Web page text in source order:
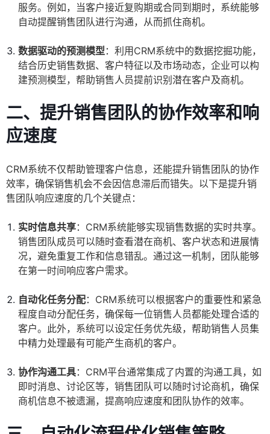
服务。例如，当客户接近复购期或合同到期时，系统能够
自动提醒销售团队进行沟通，从而抓住商机。
数据驱动的预测模型：利用CRM系统中的数据挖掘功能，
结合历史销售数据、客户特征以及市场动态，企业可以构
建预测模型，帮助销售人员提前识别潜在客户及商机。
二、提升销售团队的协作效率和响
应速度
CRM系统不仅帮助管理客户信息，还能提升销售团队的协作
效率，确保销售机会不会因信息滞后而错失。以下是提升销
售团队响应速度的几个关键点：
实时信息共享：CRM系统能够实现销售数据的实时共享。
销售团队成员可以随时查看潜在商机、客户状态和进展情
况，避免重复工作和信息错乱。通过这一机制，团队能够
在第一时间响应客户需求。
自动化任务分配：CRM系统可以根据客户的重要性和紧急
程度自动分配任务，确保每一位销售人员都能处理合适的
客户。此外，系统可以设定任务优先级，帮助销售人员集
中精力处理最有可能产生商机的客户。
协作沟通工具：CRM平台通常集成了内置的沟通工具，如
即时消息、讨论区等，销售团队可以随时讨论商机，确保
商机信息不被遗漏，提高响应速度和团队协作的效率。